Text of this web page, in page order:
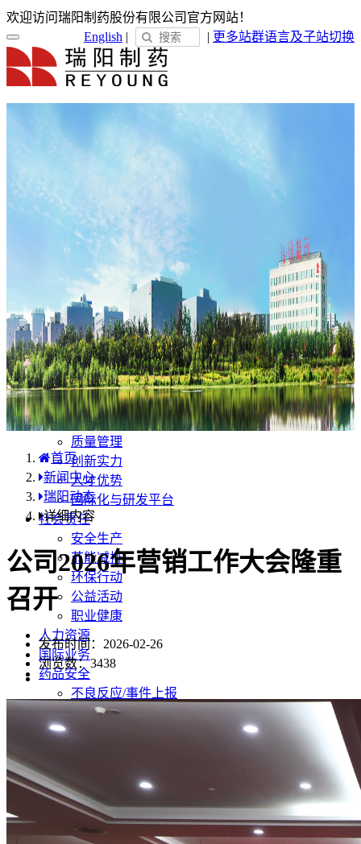
欢迎访问瑞阳制药股份有限公司官方网站！
语言及子站切换
English | | 更多站群
关于瑞阳
瑞阳简介
企业文化
新闻中心
瑞阳动态
通知公告
媒体聚焦
员工天地
企业电子报
产品服务
产品中心
国内分布
学术合规
企业优势
质量管理
创新实力
人才优势
国际化与研发平台
社会责任
安全生产
节能减排
环保行动
公益活动
职业健康
人力资源
国际业务
药品安全
不良反应/事件上报
药品说明书安全项修订告知
首页
新闻中心
瑞阳动态
详细内容
公司2026年营销工作大会隆重
召开
发布时间：2026-02-26
浏览数：3438